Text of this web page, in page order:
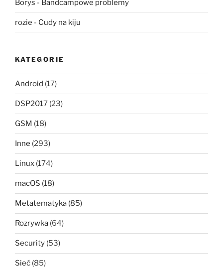
Borys - Bandcampowe problemy
rozie - Cudy na kiju
KATEGORIE
Android (17)
DSP2017 (23)
GSM (18)
Inne (293)
Linux (174)
macOS (18)
Metatematyka (85)
Rozrywka (64)
Security (53)
Sieć (85)